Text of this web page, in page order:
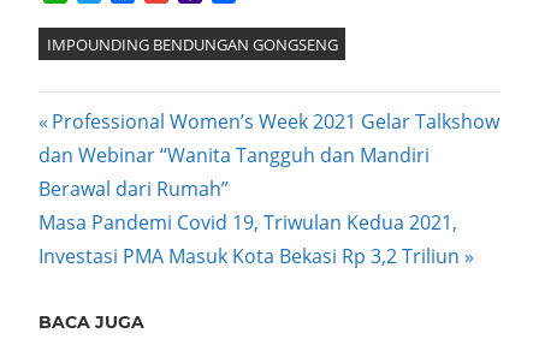
IMPOUNDING BENDUNGAN GONGSENG
Post
navigation
Previous
Post:
Professional Women’s Week 2021 Gelar Talkshow
dan Webinar “Wanita Tangguh dan Mandiri
Berawal dari Rumah”
Next
Post:
Masa Pandemi Covid 19, Triwulan Kedua 2021,
Investasi PMA Masuk Kota Bekasi Rp 3,2 Triliun
BACA JUGA